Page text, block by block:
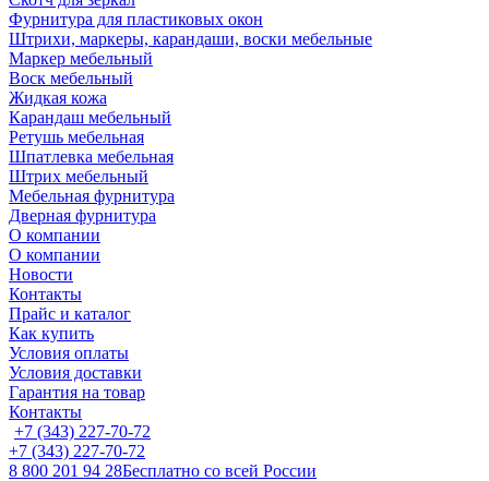
Фурнитура для пластиковых окон
Штрихи, маркеры, карандаши, воски мебельные
Маркер мебельный
Воск мебельный
Жидкая кожа
Карандаш мебельный
Ретушь мебельная
Шпатлевка мебельная
Штрих мебельный
Мебельная фурнитура
Дверная фурнитура
О компании
О компании
Новости
Контакты
Прайс и каталог
Как купить
Условия оплаты
Условия доставки
Гарантия на товар
Контакты
+7 (343) 227-70-72
+7 (343) 227-70-72
8 800 201 94 28Бесплатно со всей России